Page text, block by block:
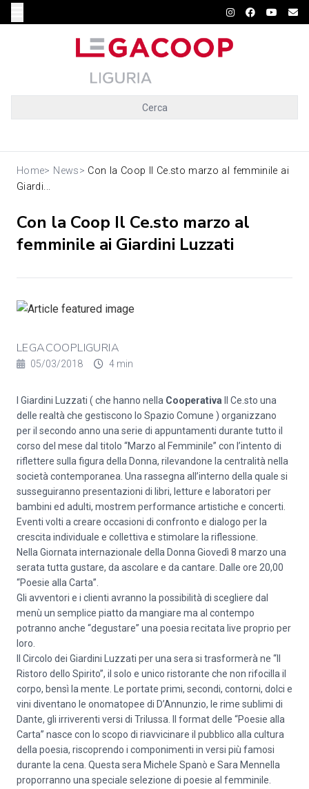
Cerca
Home> News> Con la Coop Il Ce.sto marzo al femminile ai
Giardi...
Con la Coop Il Ce.sto marzo al
femminile ai Giardini Luzzati
LEGACOOPLIGURIA
05/03/2018 4 min
I Giardini Luzzati ( che hanno nella Cooperativa Il Ce.sto una
delle realtà che gestiscono lo Spazio Comune ) organizzano
per il secondo anno una serie di appuntamenti durante tutto il
corso del mese dal titolo “Marzo al Femminile” con l’intento di
riflettere sulla figura della Donna, rilevandone la centralità nella
società contemporanea. Una rassegna all’interno della quale si
susseguiranno presentazioni di libri, letture e laboratori per
bambini ed adulti, mostrem performance artistiche e concerti.
Eventi volti a creare occasioni di confronto e dialogo per la
crescita individuale e collettiva e stimolare la riflessione.
Nella Giornata internazionale della Donna Giovedì 8 marzo una
serata tutta gustare, da ascolare e da cantare. Dalle ore 20,00
“Poesie alla Carta”.
Gli avventori e i clienti avranno la possibilità di scegliere dal
menù un semplice piatto da mangiare ma al contempo
potranno anche “degustare” una poesia recitata live proprio per
loro.
Il Circolo dei Giardini Luzzati per una sera si trasformerà ne “Il
Ristoro dello Spirito”, il solo e unico ristorante che non rifocilla il
corpo, bensì la mente. Le portate primi, secondi, contorni, dolci e
vini diventano le onomatopee di D’Annunzio, le rime sublimi di
Dante, gli irriverenti versi di Trilussa. Il format delle “Poesie alla
Carta” nasce con lo scopo di riavvicinare il pubblico alla cultura
della poesia, riscoprendo i componimenti in versi più famosi
durante la cena. Questa sera Michele Spanò e Sara Mennella
proporranno una speciale selezione di poesie al femminile.